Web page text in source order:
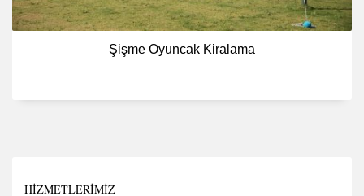
Şişme Oyuncak Kiralama
HIZMETLERIMIZ